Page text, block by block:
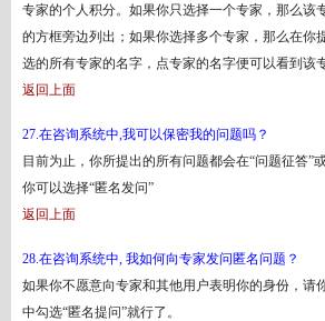
专家的个人积分。如果你只选择一个专家，那么该
的方框旁边列出；如果你选择多个专家，那么在你
选的所有专家的名字，点专家的名字便可以看到该
返回上面
27.在咨询系统中,我可以保密我的问题吗？
目前为止，你所提出的所有问题都会在“问题征答”
你可以选择“匿名发问”
返回上面
28.在咨询系统中, 我如何向专家发问匿名问题？
如果你不愿意向专家和其他用户表明你的身份，请
中勾选“匿名提问”就行了。